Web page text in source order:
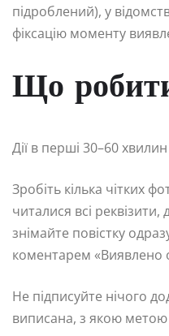
підроблений), у
фіксацію моменту
Що
Дії в перші 30–60
Зробіть кілька чітких
читалися всі
знімайте повістку
коментарем «Виявлено
Не підписуйте нічого
виписана, з якою метою